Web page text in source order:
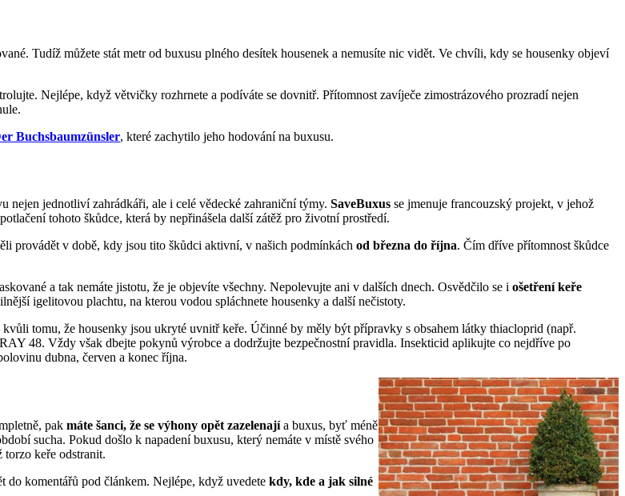
Tudíž můžete stát metr od buxusu plného desítek housenek a nemusíte nic vidět. Ve chvíli, kdy se housenky objeví
Nejlépe, když větvičky rozhrnete a podíváte se dovnitř. Přítomnost zavíječe zimostrázového prozradí nejen
Buchsbaumzünsler, které zachytilo jeho hodování na buxusu.
nejen jednotliví zahrádkáři, ale i celé vědecké zahraniční týmy. SaveBuxus se jmenuje francouzský projekt, v jehož
tohoto škůdce, která by nepřinášela další zátěž pro životní prostředí.
provádět v době, kdy jsou tito škůdci aktivní, v našich podmínkách od března do října. Čím dříve přítomnost škůdce
a tak nemáte jistotu, že je objevíte všechny. Nepolevujte ani v dalších dnech. Osvědčilo se i ošetření keře
igelitovou plachtu, na kterou vodou spláchnete housenky a další nečistoty.
kvůli tomu, že housenky jsou ukryté uvnitř keře. Účinné by měly být přípravky s obsahem látky thiacloprid (např.
48. Vždy však dbejte pokynů výrobce a dodržujte bezpečnostní pravidla. Insekticid aplikujte co nejdříve po
dubna, červen a konec října.
pak máte šanci, že se výhony opět zazelenajía buxus, byť méně
sucha. Pokud došlo k napadení buxusu, který nemáte v místě svého
torzo keře odstranit.
do komentářů pod článkem. Nejlépe, když uvedete kdy, kde a jak silné